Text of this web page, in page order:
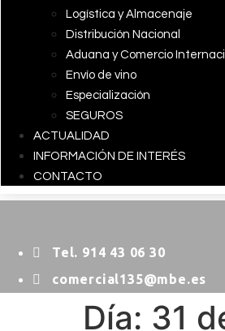
Logística y Almacenaje
Distribución Nacional
Aduana y Comercio
Envío de vino
Especialización
SEGUROS
ACTUALIDAD
INFORMACIÓN DE INTERÉS
CONTACTO
Tel. 914 43 06 30
comercial135@mbe.es
Día: 31